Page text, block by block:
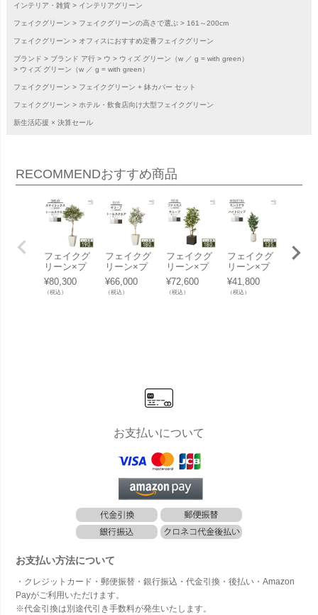
インテリア・雑貨 インテリアグリーン
フェイクグリーン フェイクグリーンの高さで選ぶ 161～200cm
フェイクグリーン オフィスにおすすめ定番フェイクグリーン
ブランド ブランド ア行 ウ
ウィズ グリーン（w ／ g = with green）
ウィズ グリーン（w ／ g = with green）
フェイクグリーン フェイクグリーン + 鉢カバー セット
フェイクグリーン ホテル・飲食店向け大型フェイクグリーン
新生活応援 × 決算セール
RECOMMENDおすすめ商品
フェイクグ
リーン×プ
ランターセ
ット「スマ
イラックス
¥80,300
（税込）
フェイクグ
リーン×プ
ランターセ
ット「オリ
ーブS×Tall
¥66,000
（税込）
フェイクグ
リーン×プ
ランターセ
ット「ファ
イカス×Cub
¥72,600
（税込）
フェイクグ
リーン×プ
ランターセ
ット「モン
ステラ×Hig
¥41,800
（税込）
フェ
お支払いについて
お支払い方法について
・クレジットカード・郵便振替・銀行振込・代金引換・後払い・Amazon
Payがご利用いただけます。
※代金引換は別途代引き手数料が発生いたします。